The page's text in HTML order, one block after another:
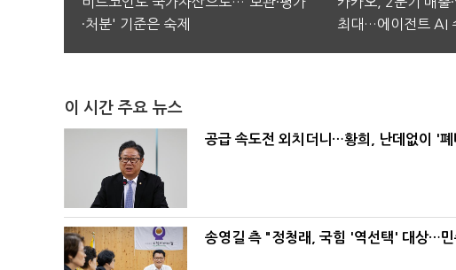
·처분' 기준은 숙제
최대…에이전트 AI
이 시간 주요 뉴스
공급 속도전 외치더니…황희, 난데없이 '
송영길 측 "정청래, 국힘 '역선택' 대상…민